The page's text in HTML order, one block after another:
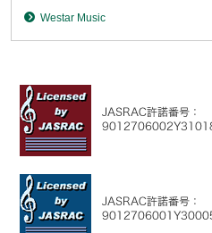
Westar Music